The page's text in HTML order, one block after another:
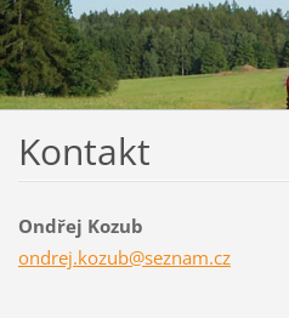
Kontakt
Ondřej Kozub
ondrej.kozub@seznam.cz